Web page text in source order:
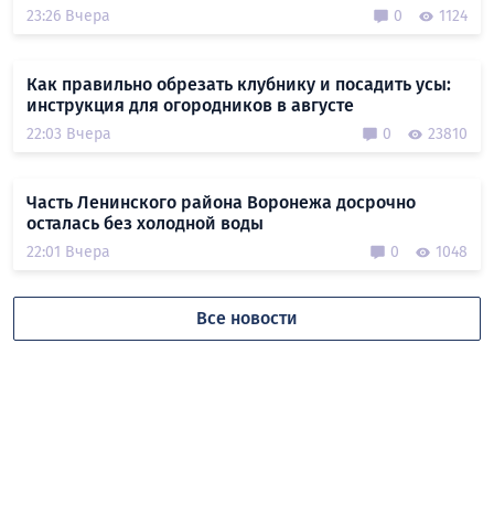
23:26 Вчера 0 1124
Как правильно обрезать клубнику и посадить усы:
инструкция для огородников в августе
22:03 Вчера 0 23810
Часть Ленинского района Воронежа досрочно
осталась без холодной воды
22:01 Вчера 0 1048
Все новости